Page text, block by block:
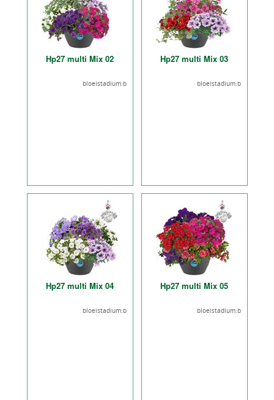
Hp27 multi Mix 02
bloeistadium:b
Hp27 multi Mix 03
bloeistadium:b
Hp27 multi Mix 04
bloeistadium:b
Hp27 multi Mix 05
bloeistadium:b